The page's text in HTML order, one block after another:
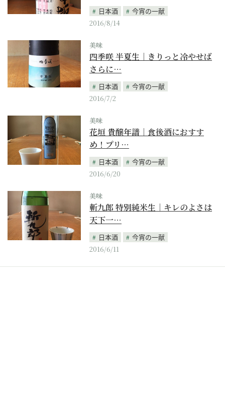
日本酒
今宵の一献
2016/8/14
美味
四季咲 半夏生｜きりっと冷やせば
さらに…
日本酒
今宵の一献
2016/7/2
美味
花垣 貴醸年譜｜食後酒におすす
め！プリ…
日本酒
今宵の一献
2016/6/20
美味
斬九郎 特別純米生｜キレのよさは
天下一…
日本酒
今宵の一献
2016/6/11